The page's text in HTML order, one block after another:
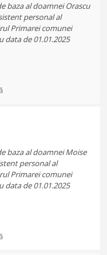
baza al doamnei Orascu
personal al
Primarei comunei
data de 01.01.2025
baza al doamnei Moise
personal al
Primarei comunei
data de 01.01.2025